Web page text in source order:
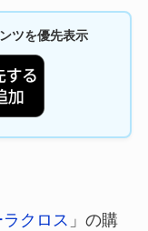
ツを優先表示
クロス 」の購